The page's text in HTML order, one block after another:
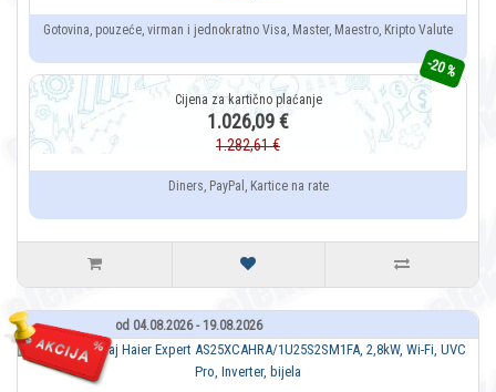
Gotovina, pouzeće, virman i jednokratno Visa, Master, Maestro, Kripto Valute
-20 %
1.026,09 €
1.282,61 €
Diners, PayPal, Kartice na rate
od 04.08.2026 - 19.08.2026